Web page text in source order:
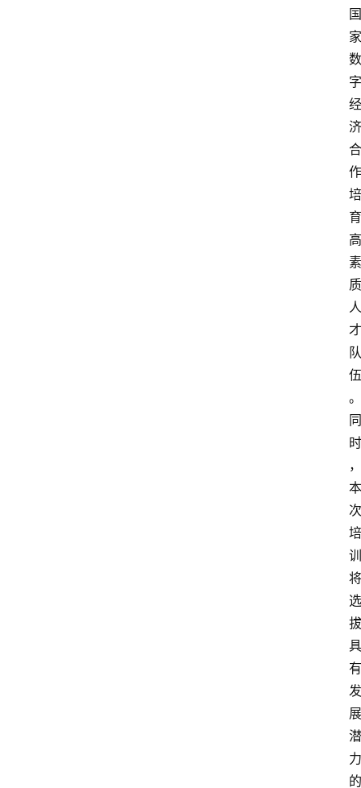
国
家
数
字
经
济
合
作
培
育
高
素
质
人
才
队
伍
。
同
时
，
本
次
培
训
将
选
拔
具
有
发
展
潜
力
的